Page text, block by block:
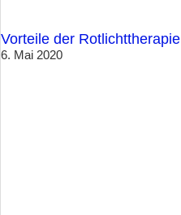
Vorteile der Rotlichttherapie
6. Mai 2020